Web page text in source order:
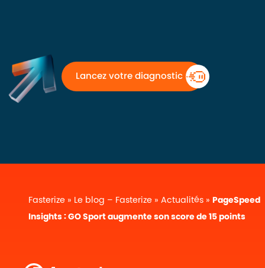
Lancez votre diagnostic
Fasterize » Le blog – Fasterize » Actualités » PageSpeed
Insights : GO Sport augmente son score de 15 points